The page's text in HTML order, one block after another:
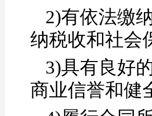
2)有依法缴
纳税收和社会
3)具有良好
商业信誉和健